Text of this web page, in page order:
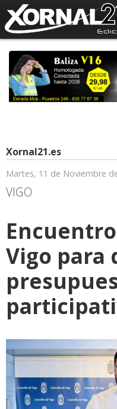
Xornal21.es
Martes, 11 de Noviembre
VIGO
Vigo para